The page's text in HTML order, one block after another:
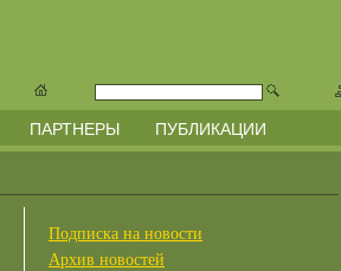
ПАРТНЕРЫ ПУБЛИКАЦИИ
Подписка на новости
Архив новостей